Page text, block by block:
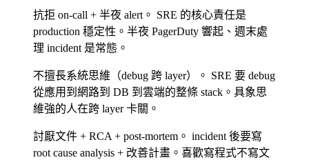
抗拒 on-call + 半夜 alert。 SRE 的核心責任是
production 穩定性。半夜 PagerDuty 響起、週末處
理 incident 是常態。
不擅長系統思維（debug 跨 layer）。 SRE 要 debug
從應用到網路到 DB 到雲端的整條 stack。具象思
維強的人在跨 layer 卡關。
討厭文件 + RCA + post-mortem。 incident 後要寫
root cause analysis + 改善計畫。喜歡寫程式不寫文